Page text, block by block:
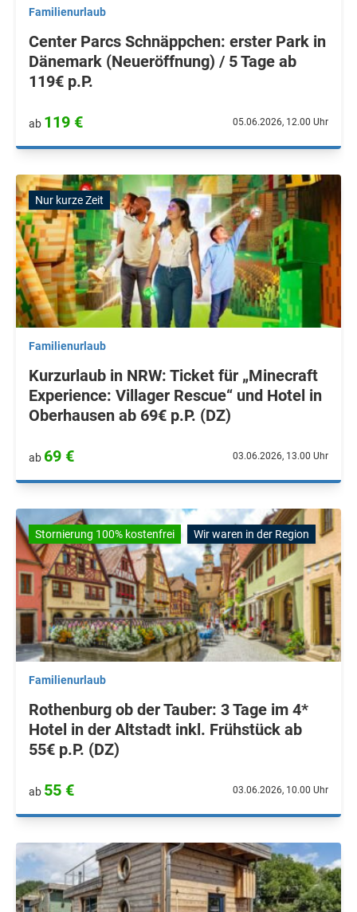
Familienurlaub
Center Parcs Schnäppchen: erster Park in
Dänemark (Neueröffnung) / 5 Tage ab
119€ p.P.
ab 119 € 05.06.2026, 12.00 Uhr
Nur kurze Zeit
Familienurlaub
Kurzurlaub in NRW: Ticket für „Minecraft
Experience: Villager Rescue“ und Hotel in
Oberhausen ab 69€ p.P. (DZ)
ab 69 € 03.06.2026, 13.00 Uhr
Stornierung 100% kostenfrei Wir waren in der Region
Familienurlaub
Rothenburg ob der Tauber: 3 Tage im 4*
Hotel in der Altstadt inkl. Frühstück ab
55€ p.P. (DZ)
ab 55 € 03.06.2026, 10.00 Uhr